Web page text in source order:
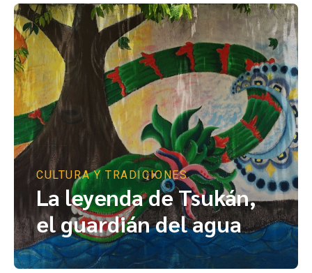
CULTURA Y TRADICIONES
La leyenda de Tsukán,
el guardián del agua